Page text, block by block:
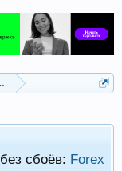
опционов, ММВБ
сбоёв: Forex